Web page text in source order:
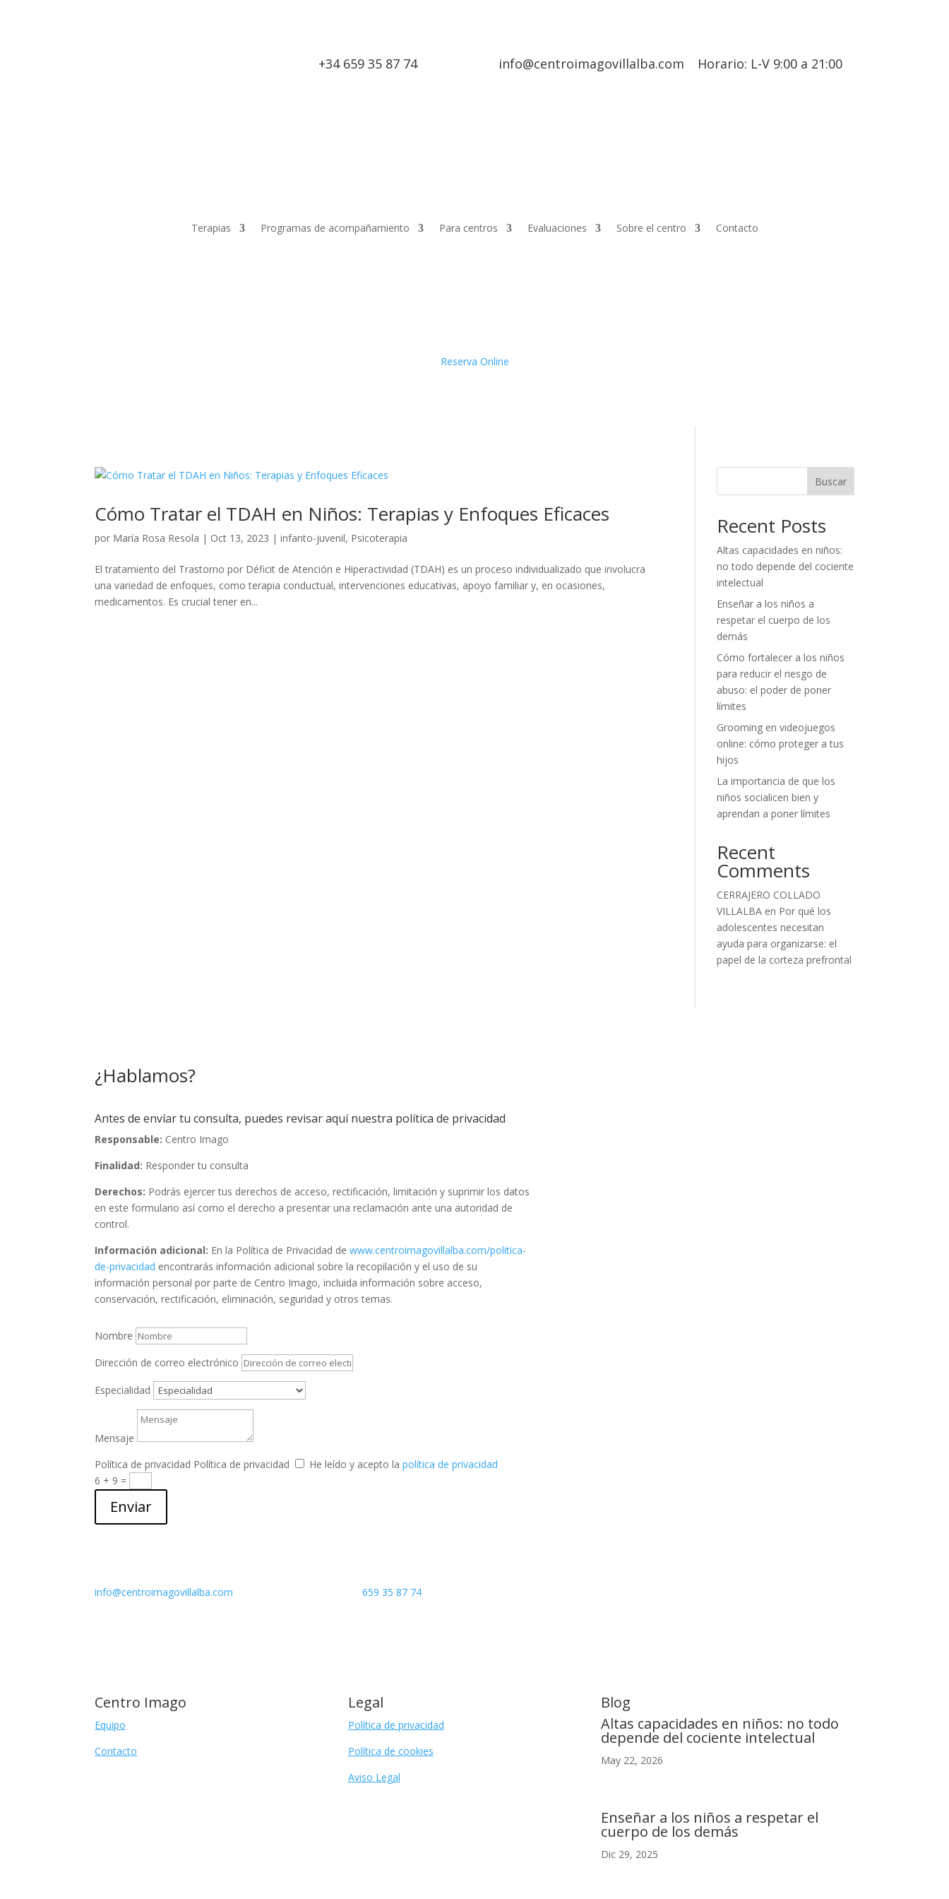
+34 659 35 87 74 info@centroimagovillalba.com Horario: L-V 9:00 a 21:00
Terapias Programas de acompañamiento Para centros Evaluaciones Sobre el centro Contacto
Reserva Online
Cómo Tratar el TDAH en Niños: Terapias y Enfoques Eficaces
por María Rosa Resola | Oct 13, 2023 |infanto-juvenil, Psicoterapia
El tratamiento del Trastorno por Déficit de Atención e Hiperactividad (TDAH) es un proceso individualizado que involucra
una variedad de enfoques, como terapia conductual, intervenciones educativas, apoyo familiar y, en ocasiones,
medicamentos. Es crucial tener en...
Buscar
Recent Posts
Altas capacidades en niños:
no todo depende del cociente
intelectual
Enseñar a los niños a
respetar el cuerpo de los
demás
Cómo fortalecer a los niños
para reducir el riesgo de
abuso: el poder de poner
límites
Grooming en videojuegos
online: cómo proteger a tus
hijos
La importancia de que los
niños socialicen bien y
aprendan a poner límites
Recent
Comments
CERRAJERO COLLADO
VILLALBA en Por qué los
adolescentes necesitan
ayuda para organizarse: el
papel de la corteza prefrontal
¿Hablamos?
Antes de envíar tu consulta, puedes revisar aquí nuestra política de privacidad
Responsable: Centro Imago
Finalidad: Responder tu consulta
Derechos: Podrás ejercer tus derechos de acceso, rectificación, limitación y suprimir los datos
en este formulario así como el derecho a presentar una reclamación ante una autoridad de
control.
Información adicional: En la Política de Privacidad de www.centroimagovillalba.com/politica-
de-privacidad encontrarás información adicional sobre la recopilación y el uso de su
información personal por parte de Centro Imago, incluida información sobre acceso,
conservación, rectificación, eliminación, seguridad y otros temas.
Nombre
Dirección de correo electrónico
Especialidad
Mensaje
Política de privacidad Política de privacidad He leído y acepto lapolítica de privacidad
6 + 9 =
Enviar
info@centroimagovillalba.com 659 35 87 74
Centro Imago
Equipo
Contacto
Legal
Política de privacidad
Política de cookies
Aviso Legal
Blog
Altas capacidades en niños: no todo
depende del cociente intelectual
May 22, 2026
Enseñar a los niños a respetar el
cuerpo de los demás
Dic 29, 2025